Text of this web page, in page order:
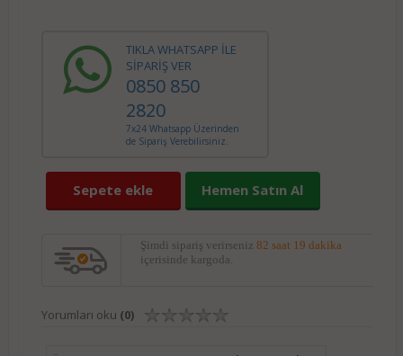
TIKLA WHATSAPP İLE
SİPARİŞ VER
0850 850
2820
7x24 Whatsapp Üzerinden
de Sipariş Verebilirsiniz.
Sepete ekle Hemen Satın Al
Şimdi sipariş verirseniz 82 saat 19 dakika
içerisinde kargoda.
Yorumları oku (0)